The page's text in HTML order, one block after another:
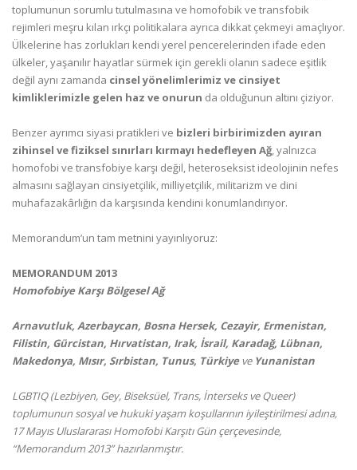
toplumunun sorumlu tutulmasına ve homofobik ve transfobik
rejimleri meşru kılan ırkçı politikalara ayrıca dikkat çekmeyi amaçlıyor.
Ülkelerine has zorlukları kendi yerel pencerelerinden ifade eden
ülkeler, yaşanılır hayatlar sürmek için gerekli olanın sadece eşitlik
değil aynı zamanda cinsel yönelimlerimiz ve cinsiyet
kimliklerimizle gelen haz ve onurun da olduğunun altını çiziyor.
Benzer ayrımcı siyasi pratikleri ve bizleri birbirimizden ayıran
zihinsel ve fiziksel sınırları kırmayı hedefleyen Ağ, yalnızca
homofobi ve transfobiye karşı değil, heteroseksist ideolojinin nefes
almasını sağlayan cinsiyetçilik, milliyetçilik, militarizm ve dini
muhafazakârlığın da karşısında kendini konumlandırıyor.
Memorandum’un tam metnini yayınlıyoruz:
MEMORANDUM 2013
Homofobiye Karşı Bölgesel Ağ
Arnavutluk, Azerbaycan, Bosna Hersek, Cezayir, Ermenistan,
Filistin, Gürcistan, Hırvatistan, Irak, İsrail, Karadağ, Lübnan,
Makedonya, Mısır, Sırbistan, Tunus, TürkiyeveYunanistan
LGBTIQ (Lezbiyen, Gey, Biseksüel, Trans, İnterseks ve Queer)
toplumunun sosyal ve hukuki yaşam koşullarının iyileştirilmesi adına,
17 Mayıs Uluslararası Homofobi Karşıtı Gün çerçevesinde,
“Memorandum 2013” hazırlanmıştır.